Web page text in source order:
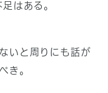
はある。
いと周りにも話が
き。